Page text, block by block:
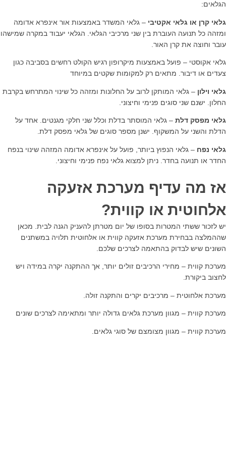
הגלאים:
גלאי קרן או גלאי אקטיבי – גלאי המשדר באמצעות אור אינפרא אדומה
ומזהה כל תנועה העוברת בין שני מרכיבי הגלאי. הגלאי יעבוד במקרה שמישהו
עובר וחוצה את קרן האור.
גלאי אקוסטי – פועל באמצעות מיקרופון רגיש הקולט רחשים בסביבה כגון
צעדים או דיבור. מתאים רק למקומות שקטים במיוחד
גלאי וילון – גלאי המותקן לרוב על החלונות ומזהה כל שינוי המתרחש בקרבת
החלון. ישנם שני סוגים פנימי וחיצוני.
גלאי מפסק דלת – גלאי המוסתר בדלת וכלל שני חלקי מגנטים. אחד על
הדלת והשני על המשקוף. ישנן מספר סוגים של גלאי מפסק דלת.
גלאי נפח – גלאי הנפוץ ביותר, פועל על אינפרא אדומה המזהה שינוי בנפח
החדר או תנועה בחדר. ניתן למצוא גלאי נפח פנימי וחיצוני.
אז מה עדיף מערכת אזעקה
אלחוטית או קווית?
יש לזכור ששתי המטרות בסופו של יום מטרתן להעניק הגנה לבית. מכאן
שההמלצה בבחירת מערכת אזעקה קווית או אלחוטית תלויה במשתנים
השונים שיש לבדוק בהתאמה לצרכים שלכם.
מערכת קווית – מחירי הרכיבים זולים יותר, אך ההתקנה יקרה במידה ויש
לחצוב ביקורת.
מערכת אלחוטית – מרכיבים יקרים והתקנה זולה.
מערכת קווית – מגוון מערכת גלאים גדולה יותר ומתאימה לצרכים שונים
מערכת קווית – מגוון מצומצם של סוגי גלאים.